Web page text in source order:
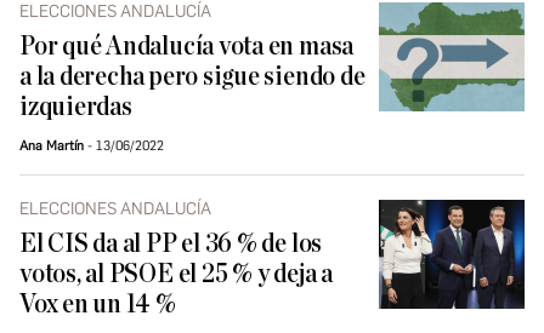
ELECCIONES ANDALUCÍA
Por qué Andalucía vota en masa
a la derecha pero sigue siendo de
izquierdas
Ana Martín 13/06/2022
ELECCIONES ANDALUCÍA
El CIS da al PP el 36 % de los
votos, al PSOE el 25 % y deja a
Vox en un 14 %